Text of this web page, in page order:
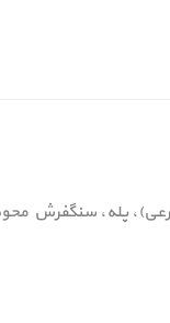
پله، سنگفرش